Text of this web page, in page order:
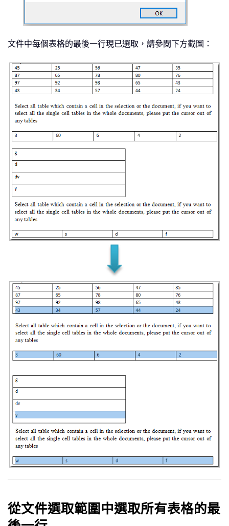
文件中每個表格的最後一行現已選取，請參閱下方截圖：
從文件選取範圍中選取所有表格的最